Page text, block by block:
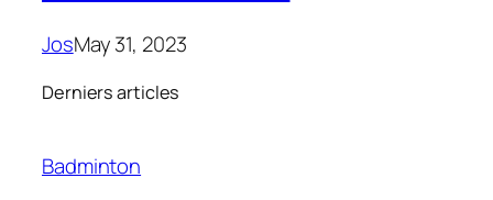
JosMay 31, 2023
Derniers articles
Badminton